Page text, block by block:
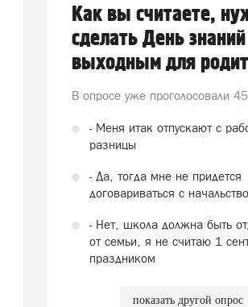
Как вы считаете,
сделать День знаний
выходным для
В опросе уже проголосовали
- Меня итак отпускают с
разницы
- Да, тогда мне не придется
договариваться с
- Нет, школа должна быть
от семьи, я не считаю 1
праздником
показать другой опрос